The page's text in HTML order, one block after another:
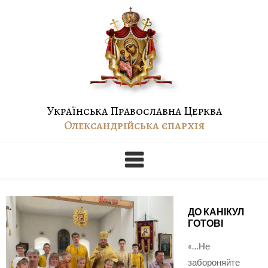
Українська Православна Церква
Олександрійська єпархія
ДО КАНІКУЛ
ГОТОВІ
«…Не
забороняйте